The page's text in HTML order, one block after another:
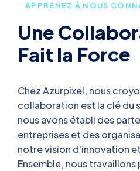
AP PRENEZ À N OUS CO NN
Une Collabor
Fait la Force
Chez Azurpixel, nous
collaboration est la clé du
nous avons établi des
entreprises et des
notre vision d'innovation
Ensemble, nous travaillons